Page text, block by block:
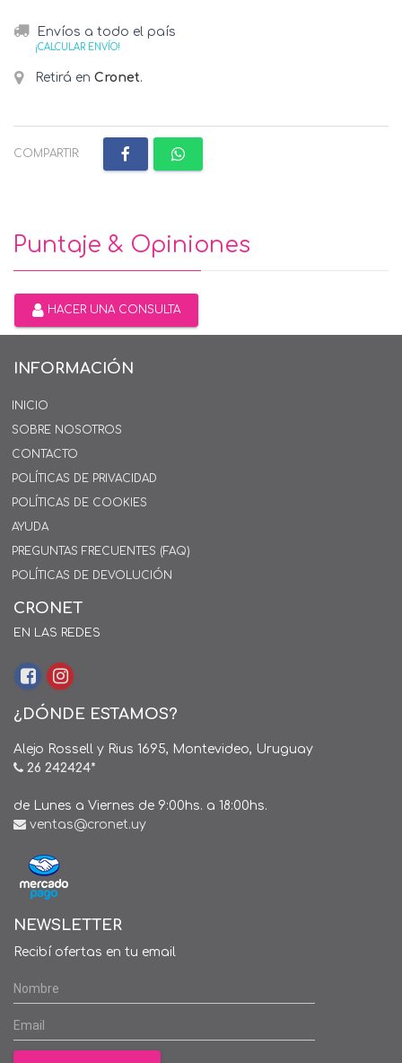
Envíos a todo el país
¡CALCULAR ENVÍO!
Retirá en Cronet.
COMPARTIR:
Puntaje & Opiniones
HACER UNA CONSULTA
INFORMACIÓN
INICIO
SOBRE NOSOTROS
CONTACTO
POLÍTICAS DE PRIVACIDAD
POLÍTICAS DE COOKIES
AYUDA
PREGUNTAS FRECUENTES (FAQ)
POLÍTICAS DE DEVOLUCIÓN
CRONET
EN LAS REDES
¿DÓNDE ESTAMOS?
Alejo Rossell y Rius 1695, Montevideo, Uruguay
26 242424*
de Lunes a Viernes de 9:00hs. a 18:00hs.
ventas@cronet.uy
NEWSLETTER
Recibí ofertas en tu email